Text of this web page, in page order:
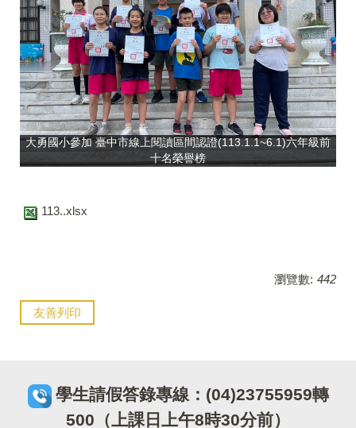
大勇國小參加 臺中市線上閱讀區間認證(113.1.1~6.1)六年級前
十名榮譽榜
113..xlsx
瀏覽數: 442
友善列印
學生請假答錄專線：(04)23755959轉
500（上課日上午8時30分前）